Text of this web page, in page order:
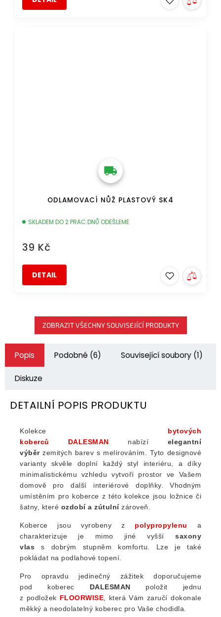
ODLAMOVACÍ NŮŽ PLASTOVÝ SK4
SKLADEM DO 2 PRAC.DNŮ ODEŠLEME
39 Kč
DETAIL
ZOBRAZIT VŠECHNY SOUVISEJÍCÍ PRODUKTY
Popis Podobné (6) Související soubory (1)
Diskuze
DETAILNÍ POPIS PRODUKTU
Kolekce bytových
koberců
DALESMAN nabízí elegantní
výběrzemitých barev s melírováním. Tyto designové
varianty skvěle doplní každý styl interiéru, a díky
minimalistickému vzhledu vytvoří prostor ve Vašem
domově pro další interiérové doplňky. Vhodným
umístěním pro koberce z této kolekce jsou ložnice či
šatny, které ozdobí a zútulnízároveň.
Koberce jsou vyrobeny z polypropylenu
a
charakterizuje je mimo jiné vyšší saxony
vlas s dobrým stupněm komfortu. Lze je také
pokládat na podlahové topení.
Pro opravdu jedinečný zážitek doporučujeme
pod koberec DALESMAN položit jednu
z podložek FLOORWISE, která Vám zaručí dokonale
měkký a neodolatelný koberec pro Vaše chodidla.